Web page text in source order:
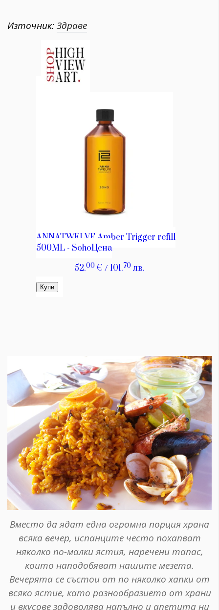
Източник: Здраве
Вместо да ядат една огромна порция храна
всяка вечер, испанците често похапват
няколко по-малки ястия, наречени тапас,
които наподобяват нашите мезета.
Вечерята се състои от по няколко хапки от
всяко ястие, като разнообразието от храни
и вкусове задоволява напълно и апетита ни